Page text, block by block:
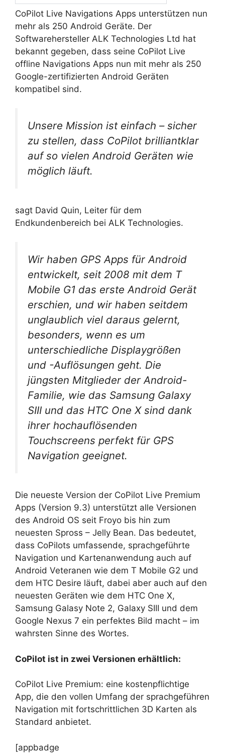
CoPilot Live Navigations Apps unterstützen nun
mehr als 250 Android Geräte. Der
Softwarehersteller ALK Technologies Ltd hat
bekannt gegeben, dass seine CoPilot Live
offline Navigations Apps nun mit mehr als 250
Google-zertifizierten Android Geräten
kompatibel sind.
Unsere Mission ist einfach – sicher
zu stellen, dass CoPilot brilliantklar
auf so vielen Android Geräten wie
möglich läuft.
sagt David Quin, Leiter für dem
Endkundenbereich bei ALK Technologies.
Wir haben GPS Apps für Android
entwickelt, seit 2008 mit dem T
Mobile G1 das erste Android Gerät
erschien, und wir haben seitdem
unglaublich viel daraus gelernt,
besonders, wenn es um
unterschiedliche Displaygrößen
und -Auflösungen geht. Die
jüngsten Mitglieder der Android-
Familie, wie das Samsung Galaxy
SIII und das HTC One X sind dank
ihrer hochauflösenden
Touchscreens perfekt für GPS
Navigation geeignet.
Die neueste Version der CoPilot Live Premium
Apps (Version 9.3) unterstützt alle Versionen
des Android OS seit Froyo bis hin zum
neuesten Spross – Jelly Bean. Das bedeutet,
dass CoPilots umfassende, sprachgeführte
Navigation und Kartenanwendung auch auf
Android Veteranen wie dem T Mobile G2 und
dem HTC Desire läuft, dabei aber auch auf den
neuesten Geräten wie dem HTC One X,
Samsung Galasy Note 2, Galaxy SIII und dem
Google Nexus 7 ein perfektes Bild macht – im
wahrsten Sinne des Wortes.
CoPilot ist in zwei Versionen erhältlich:
CoPilot Live Premium: eine kostenpflichtige
App, die den vollen Umfang der sprachgeführen
Navigation mit fortschrittlichen 3D Karten als
Standard anbietet.
[appbadge